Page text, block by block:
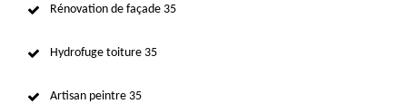
Rénovation de façade 35
Hydrofuge toiture 35
Artisan peintre 35